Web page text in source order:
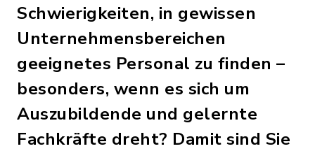
Schwierigkeiten, in gewissen
Unternehmensbereichen
geeignetes Personal zu finden –
besonders, wenn es sich um
Auszubildende und gelernte
Fachkräfte dreht? Damit sind Sie